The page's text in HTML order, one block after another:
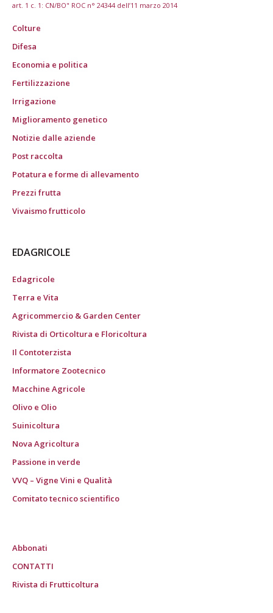
art. 1 c. 1: CN/BO" ROC n° 24344 dell’11 marzo 2014
Colture
Difesa
Economia e politica
Fertilizzazione
Irrigazione
Miglioramento genetico
Notizie dalle aziende
Post raccolta
Potatura e forme di allevamento
Prezzi frutta
Vivaismo frutticolo
EDAGRICOLE
Edagricole
Terra e Vita
Agricommercio & Garden Center
Rivista di Orticoltura e Floricoltura
Il Contoterzista
Informatore Zootecnico
Macchine Agricole
Olivo e Olio
Suinicoltura
Nova Agricoltura
Passione in verde
VVQ – Vigne Vini e Qualità
Comitato tecnico scientifico
Abbonati
CONTATTI
Rivista di Frutticoltura